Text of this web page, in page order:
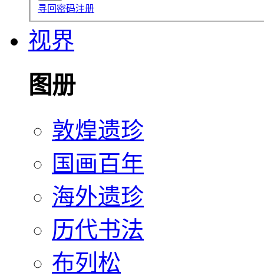
寻回密码注册
视界
图册
敦煌遗珍
国画百年
海外遗珍
历代书法
布列松